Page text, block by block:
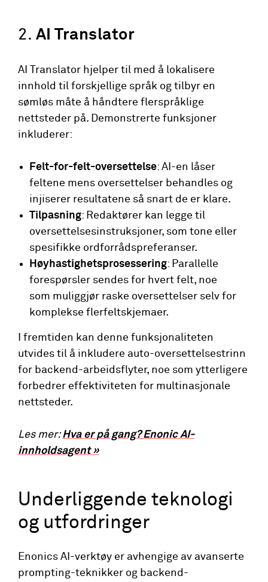
2. AI Translator
AI Translator hjelper til med å lokalisere
innhold til forskjellige språk og tilbyr en
sømløs måte å håndtere flerspråklige
nettsteder på. Demonstrerte funksjoner
inkluderer:
Felt-for-felt-oversettelse: AI-en låser
feltene mens oversettelser behandles og
injiserer resultatene så snart de er klare.
Tilpasning: Redaktører kan legge til
oversettelsesinstruksjoner, som tone eller
spesifikke ordforrådspreferanser.
Høyhastighetsprosessering: Parallelle
forespørsler sendes for hvert felt, noe
som muliggjør raske oversettelser selv for
komplekse flerfeltskjemaer.
I fremtiden kan denne funksjonaliteten
utvides til å inkludere auto-oversettelsestrinn
for backend-arbeidsflyter, noe som ytterligere
forbedrer effektiviteten for multinasjonale
nettsteder.
Les mer:Hva er på gang? Enonic AI-
innholdsagent »
Underliggende teknologi
og utfordringer
Enonics AI-verktøy er avhengige av avanserte
prompting-teknikker og backend-